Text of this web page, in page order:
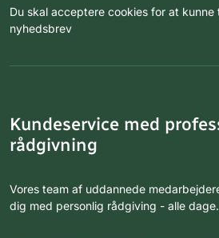
Du skal acceptere cookies for at kunne
nyhedsbrev
Kundeservice med
rådgivning
Vores team af uddannede
dig med personlig rådgiving - alle dage.